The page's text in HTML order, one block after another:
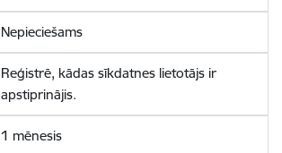
Nepieciešams
Reģistrē, kādas sīkdatnes lietotājs ir
apstiprinājis.
1 mēnesis